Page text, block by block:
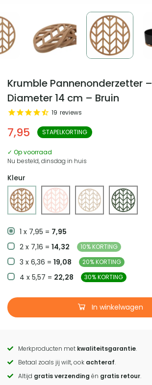
Krumble Pannenonderzetter
Diameter 14 cm – Bruin
7,95 STAPELKORTING
19 reviews
✓ Op voorraad
Nu besteld, dinsdag in huis
Kleur
1 x 7,95 = 7,95
2 x 7,16 = 14,32 10% KORTING
3 x 6,36 = 19,08 20% KORTING
4 x 5,57 = 22,28 30% KORTING
In winkelwagen
Call
to
Merkproducten met kwaliteitsgarantie.
Betaal zoals jij wilt, ook achteraf.
Altijd gratis verzending én gratis retour.